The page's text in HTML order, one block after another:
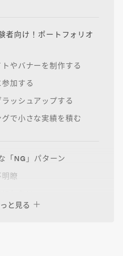
者向け！ポートフォリオ
やバナーを制作する
加する
ッシュアップする
で小さな実績を積む
「NG」パターン
瞭
と見る